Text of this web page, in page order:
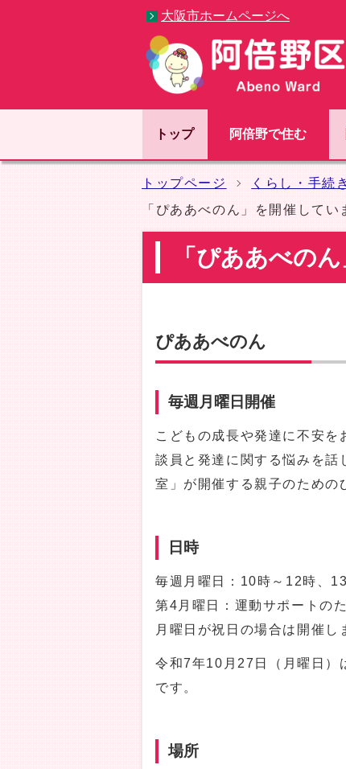
大阪市ホームページへ
トップ 阿倍野で住む
トップページ くらし・手続
「ぴああべのん」を開催してい
「ぴああべの
ぴああべのん
毎週月曜日開催
こどもの成長や発達に不安
談員と発達に関する悩みを話
室」が開催する親子のための
日時
毎週月曜日：10時～12時、
第4月曜日：運動サポートの
月曜日が祝日の場合は開催し
令和7年10月27日（月曜日）
です。
場所